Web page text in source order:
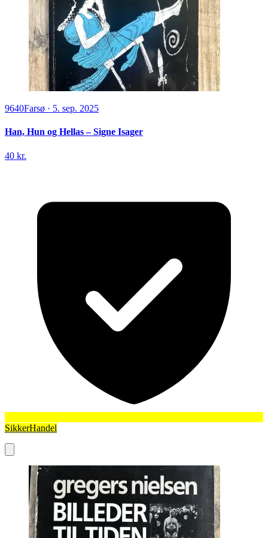
9640Farsø · 5. sep. 2025
Han, Hun og Hellas – Signe Isager
40 kr.
SikkerHandel